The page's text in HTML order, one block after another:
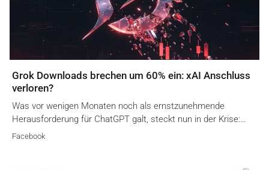
Grok Downloads brechen um 60% ein: xAI Anschluss
verloren?
Was vor wenigen Monaten noch als ernstzunehmende
Herausforderung für ChatGPT galt, steckt nun in der Krise:…
Facebook